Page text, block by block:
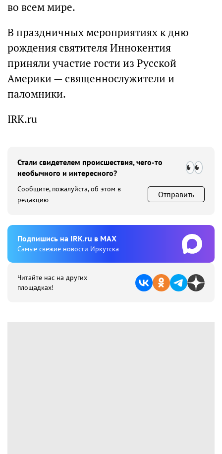
во всем мире.
В праздничных мероприятиях к дню
рождения святителя Иннокентия
приняли участие гости из Русской
Америки — священнослужители и
паломники.
IRK.ru
Стали свидетелем происшествия, чего-то
необычного и интересного?
Сообщите, пожалуйста, об этом в
редакцию
Отправить
Подпишиcь на IRK.ru в MAX
Cамые свежие новости Иркутска
Читайте нас на других
площадках!